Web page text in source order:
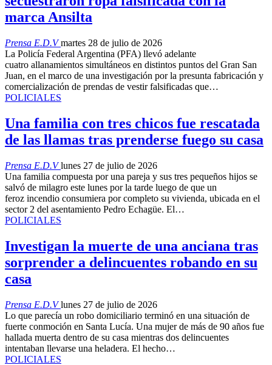
marca Ansilta
Prensa E.D.Vmartes 28 de julio de 2026
La Policía Federal Argentina (PFA) llevó adelante
cuatro allanamientos simultáneos en distintos puntos del Gran San
Juan, en el marco de una investigación por la presunta fabricación y
comercialización de prendas de vestir falsificadas que…
POLICIALES
Una familia con tres chicos fue rescatada
de las llamas tras prenderse fuego su casa
Prensa E.D.Vlunes 27 de julio de 2026
Una familia compuesta por una pareja y sus tres pequeños hijos se
salvó de milagro este lunes por la tarde luego de que un
feroz incendio consumiera por completo su vivienda, ubicada en el
sector 2 del asentamiento Pedro Echagüe. El…
POLICIALES
Investigan la muerte de una anciana tras
sorprender a delincuentes robando en su
casa
Prensa E.D.Vlunes 27 de julio de 2026
Lo que parecía un robo domiciliario terminó en una situación de
fuerte conmoción en Santa Lucía. Una mujer de más de 90 años fue
hallada muerta dentro de su casa mientras dos delincuentes
intentaban llevarse una heladera. El hecho…
POLICIALES